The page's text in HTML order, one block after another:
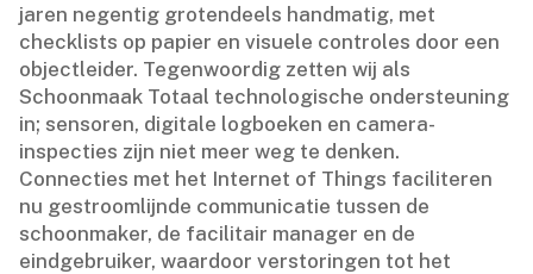
jaren negentig grotendeels handmatig, met
checklists op papier en visuele controles door een
objectleider.​ Tegenwoordig zetten wij als
Schoonmaak Totaal technologische ondersteuning
in; sensoren, digitale logboeken en camera-
inspecties zijn niet meer weg te denken.​
Connecties met het Internet of Things faciliteren
nu gestroomlijnde communicatie tussen de
schoonmaker, de facilitair manager en de
eindgebruiker, waardoor verstoringen tot het